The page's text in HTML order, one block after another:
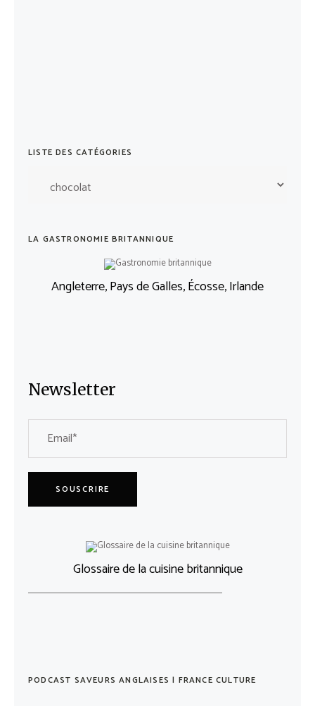
LISTE DES CATÉGORIES
catégories
LA GASTRONOMIE BRITANNIQUE
Angleterre, Pays de Galles, Écosse, Irlande
Newsletter
SOUSCRIRE
Glossaire de la cuisine britannique
PODCAST SAVEURS ANGLAISES | FRANCE CULTURE